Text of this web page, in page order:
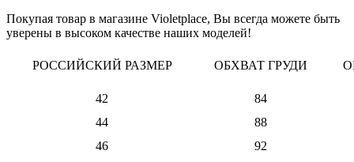
Покупая товар в магазине Violetplace, Вы всегда можете быть
уверены в высоком качестве наших моделей!
РОССИЙСКИЙ РАЗМЕР ОБХВАТ ГРУДИ
42
84
44
88
46
92